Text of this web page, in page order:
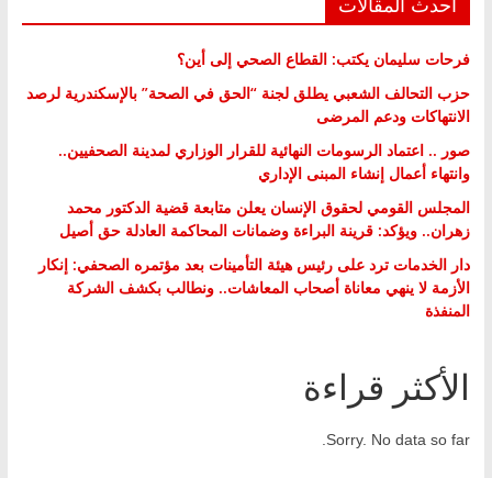
فرحات سليمان يكتب: القطاع الصحي إلى أين؟
حزب التحالف الشعبي يطلق لجنة “الحق في الصحة” بالإسكندرية لرصد
الانتهاكات ودعم المرضى
صور .. اعتماد الرسومات النهائية للقرار الوزاري لمدينة الصحفيين..
وانتهاء أعمال إنشاء المبنى الإداري
المجلس القومي لحقوق الإنسان يعلن متابعة قضية الدكتور محمد
زهران.. ويؤكد: قرينة البراءة وضمانات المحاكمة العادلة حق أصيل
دار الخدمات ترد على رئيس هيئة التأمينات بعد مؤتمره الصحفي: إنكار
الأزمة لا ينهي معاناة أصحاب المعاشات.. ونطالب بكشف الشركة
المنفذة
الأكثر قراءة
Sorry. No data so far.